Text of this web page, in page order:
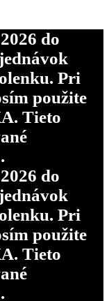
do
Pri
použite
Tieto
do
Pri
použite
Tieto